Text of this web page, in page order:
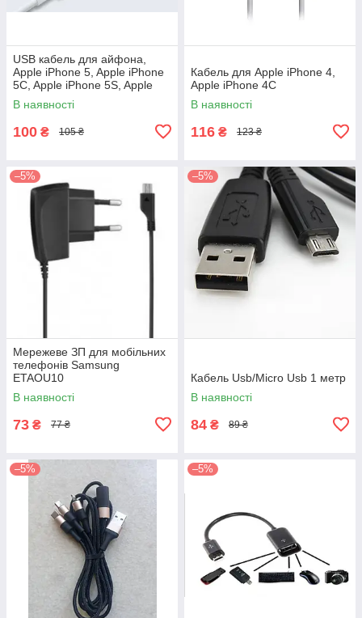
USB кабель для айфона,
Apple iPhone 5, Apple iPhone
5C, Apple iPhone 5S, Apple
iPad 4, Apple iPad mini
В наявності
100 ₴ 105 ₴
Кабель для Apple iPhone 4,
Apple iPhоne 4C
В наявності
116 ₴ 123 ₴
–5%
Мережеве ЗП для мобільних
телефонів Samsung
ETAOU10
В наявності
73 ₴ 77 ₴
–5%
Кабель Usb/Micro Usb 1 метр
В наявності
84 ₴ 89 ₴
–5% –5%